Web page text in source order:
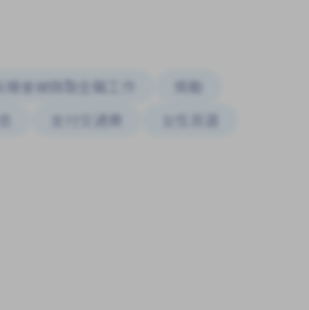
有機會被錄取全職工作
獎勵
支付交通費
女性首選